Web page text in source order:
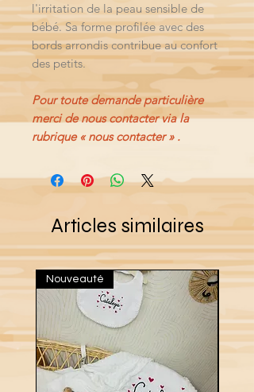
l'irritation de la peau sensible de
bébé. Sa forme profilée avec des
bords arrondis contribue au confort
des petits.
Pour toute demande particulière
merci de nous contacter via la
rubrique « nous contacter » .
Articles similaires
Nouveauté